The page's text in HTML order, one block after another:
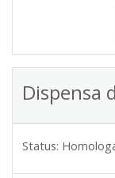
Dispensa
Status: